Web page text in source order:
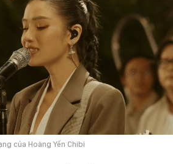
của Hoàng Yến Chibi